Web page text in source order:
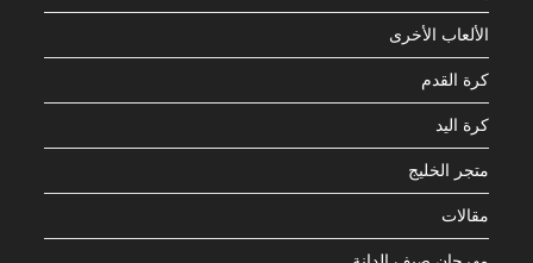
الألعاب الأخرى
كرة القدم
كرة اليد
متجر الخليج
مقالات